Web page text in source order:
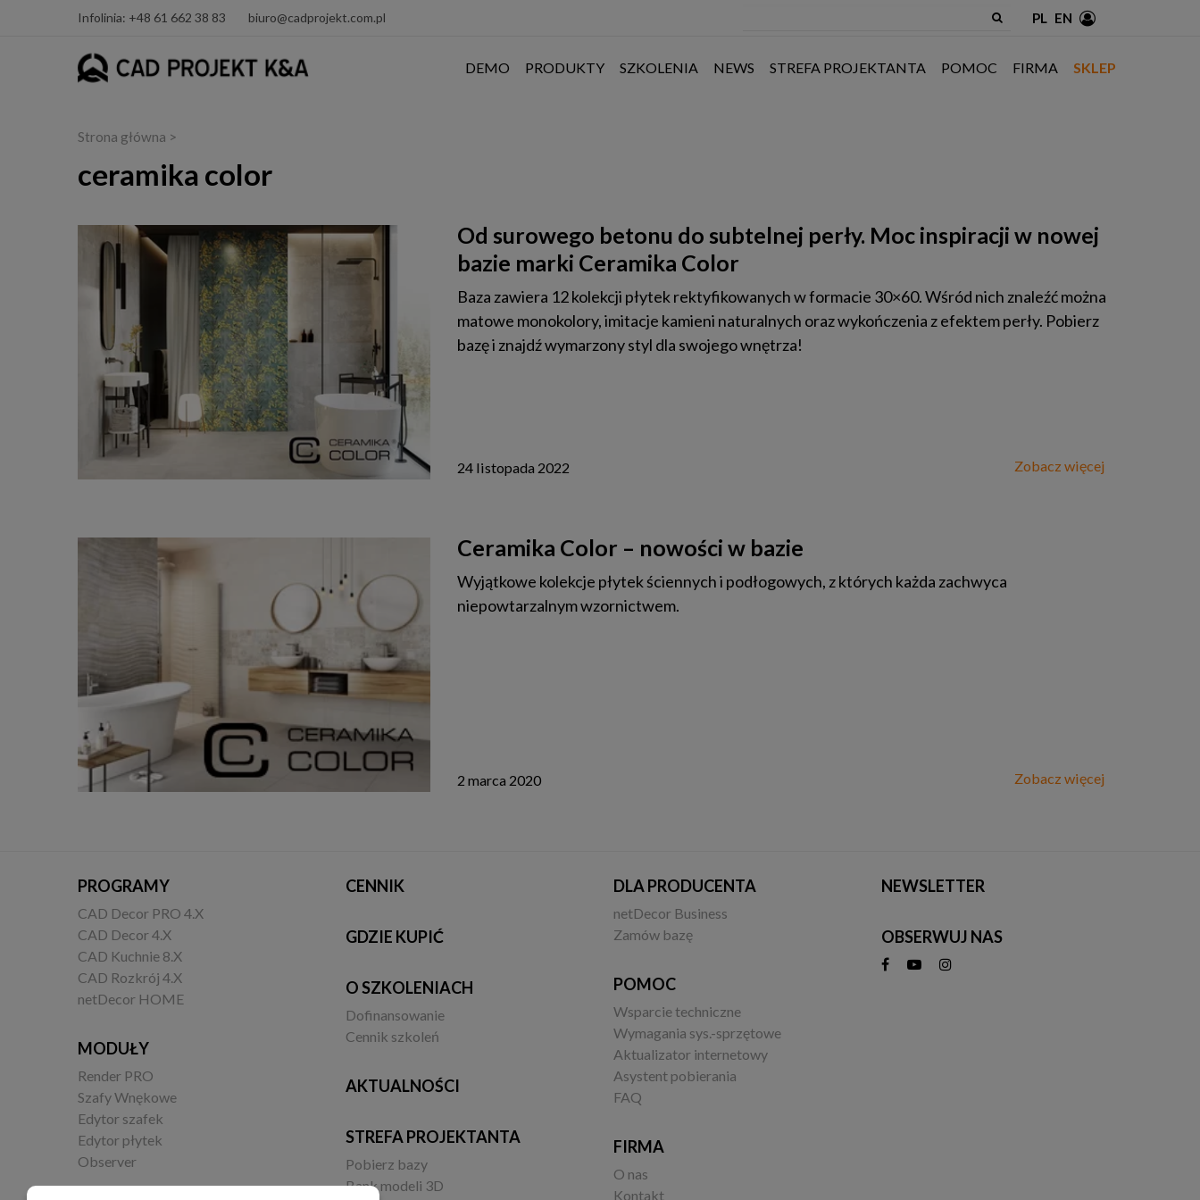
Infolinia: +48 61 662 38 83 biuro@cadprojekt.com.pl PL EN
DEMO PRODUKTY SZKOLENIA NEWS STREFA PROJEKTANTA POMOC FIRMA SKLEP
Strona główna >
ceramika color
Od surowego betonu do subtelnej perły. Moc inspiracji w nowej
bazie marki Ceramika Color
Baza zawiera 12 kolekcji płytek rektyfikowanych w formacie 30×60. Wśród nich znaleźć można
matowe monokolory, imitacje kamieni naturalnych oraz wykończenia z efektem perły. Pobierz
bazę i znajdź wymarzony styl dla swojego wnętrza!
24 listopada 2022 Zobacz więcej
Ceramika Color – nowości w bazie
Wyjątkowe kolekcje płytek ściennych i podłogowych, z których każda zachwyca
niepowtarzalnym wzornictwem.
2 marca 2020 Zobacz więcej
PROGRAMY
CAD Decor PRO 4.X
CAD Decor 4.X
CAD Kuchnie 8.X
CAD Rozkrój 4.X
netDecor HOME
MODUŁY
Render PRO
Szafy Wnękowe
Edytor szafek
Edytor płytek
Observer
CENNIK
GDZIE KUPIĆ
O SZKOLENIACH
Dofinansowanie
Cennik szkoleń
AKTUALNOŚCI
STREFA PROJEKTANTA
Pobierz bazy
Bank modeli 3D
DLA PRODUCENTA
netDecor Business
Zamów bazę
POMOC
Wsparcie techniczne
Wymagania sys.-sprzętowe
Aktualizator internetowy
Asystent pobierania
FAQ
FIRMA
O nas
Kontakt
NEWSLETTER
OBSERWUJ NAS